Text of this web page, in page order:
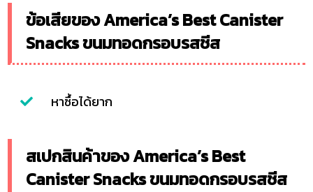
ข้อเสียของ America’s Best Canister
Snacks ขนมทอดกรอบรสชีส
หาซื้อได้ยาก
สเปกสินค้าของ America’s Best
Canister Snacks ขนมทอดกรอบรสชีส